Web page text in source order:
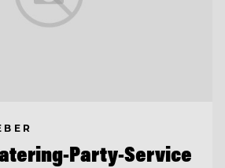
Party-Service